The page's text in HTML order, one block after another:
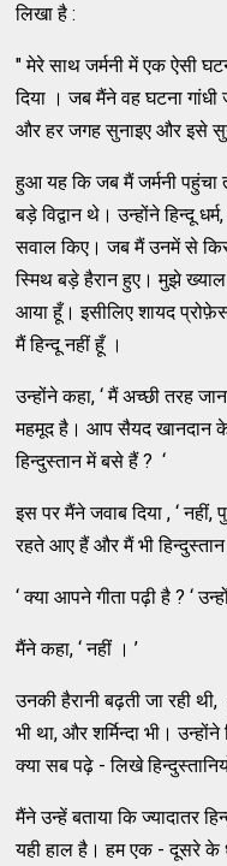
लिखा है :
" मेरे साथ जर्मनी में एक ऐसी
दिया । जब मैंने वह घटना गांधी
और हर जगह सुनाइए और इसे
हुआ यह कि जब मैं जर्मनी पहुंचा
बड़े विद्वान थे। उन्होंने हिन्दू
सवाल किए। जब मैं उनमें से
स्मिथ बड़े हैरान हुए। मुझे ख्याल
आया हूँ। इसीलिए शायद
मैं हिन्दू नहीं हूँ ।
उन्होंने कहा, ‘ मैं अच्छी तरह
महमूद है। आप सैयद खानदान
हिन्दुस्तान में बसे हैं ? ‘
इस पर मैंने जवाब दिया , ‘
रहते आए हैं और मैं भी
‘ क्या आपने गीता पढ़ी है ? ‘
मैंने कहा, ‘ नहीं । ’
उनकी हैरानी बढ़ती जा रही
भी था, और शर्मिन्दा भी।
क्या सब पढ़े - लिखे
मैंने उन्हें बताया कि ज्यादातर
यही हाल है। हम एक - दूसरे के